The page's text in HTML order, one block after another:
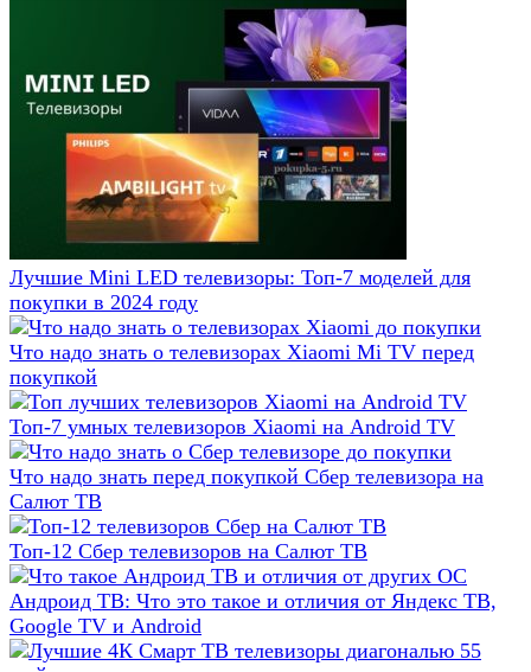
Лучшие Mini LED телевизоры: Топ-7 моделей для
покупки в 2024 году
Что надо знать о телевизорах Xiaomi Mi TV перед
покупкой
Топ-7 умных телевизоров Xiaomi на Android TV
Что надо знать перед покупкой Сбер телевизора на
Салют ТВ
Топ-12 Сбер телевизоров на Салют ТВ
Андроид ТВ: Что это такое и отличия от Яндекс ТВ,
Google TV и Android